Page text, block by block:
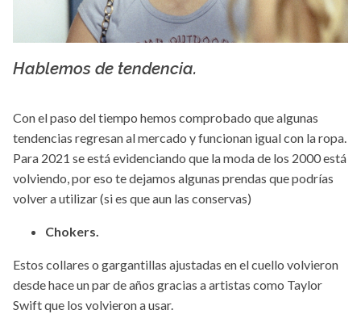
Hablemos de tendencia.
Con el paso del tiempo hemos comprobado que algunas
tendencias regresan al mercado y funcionan igual con la ropa.
Para 2021 se está evidenciando que la moda de los 2000 está
volviendo, por eso te dejamos algunas prendas que podrías
volver a utilizar (si es que aun las conservas)
Chokers.
Estos collares o gargantillas ajustadas en el cuello volvieron
desde hace un par de años gracias a artistas como Taylor
Swift que los volvieron a usar.